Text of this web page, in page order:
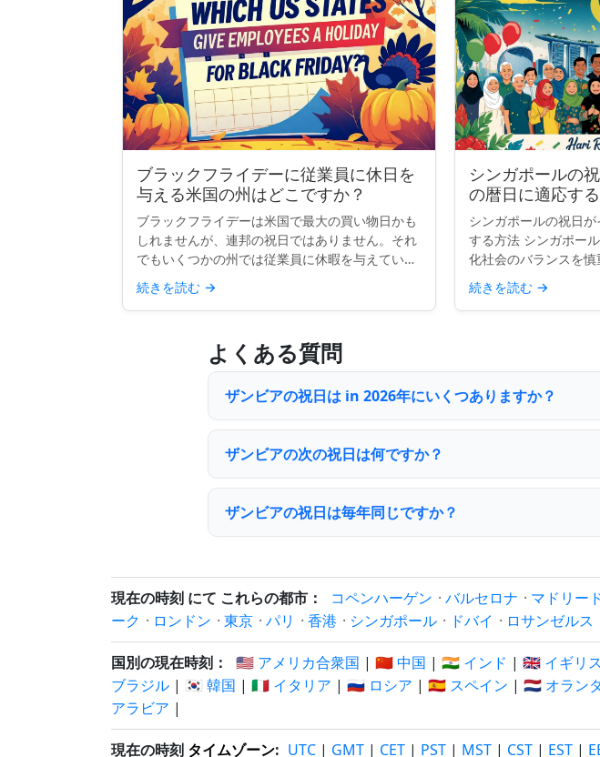
ブラックフライデーに従業員に休日を
与える米国の州はどこですか？
ブラックフライデーは米国で最大の買い物日かも
しれませんが、連邦の祝日ではありません。それ
でもいくつかの州では従業員に休暇を与えていま
す。伝統、リテールの狂乱、または感謝祭の延長
などの理由で、少なくとも公務員にとってブラッ
クフライデーを公式な...
続きを読む →
シンガポールの
の暦日に適応す
シンガポールの祝日
する方法 シンガポー
化社会のバランスを
系、マレー系、インド
な祝祭を含み、国の多
かし、2つの祝日—ハ
続きを読む →
よくある質問
ザンビアの祝日は in 2026年にいくつありますか？
ザンビアの次の祝日は何ですか？
ザンビアの祝日は毎年同じですか？
現在の時刻 にて これらの都市： コペンハーゲン · バルセロナ · マドリー
ーク · ロンドン · 東京 · パリ · 香港 · シンガポール · ドバイ · ロサンゼルス
国別の現在時刻： 🇺🇸 アメリカ合衆国 | 🇨🇳 中国 | 🇮🇳 インド | 🇬🇧 イギリス
ブラジル | 🇰🇷 韓国 | 🇮🇹 イタリア | 🇷🇺 ロシア | 🇪🇸 スペイン | 🇳🇱 オラン
アラビア |
現在の時刻 タイムゾーン: UTC | GMT | CET | PST | MST | CST | EST |